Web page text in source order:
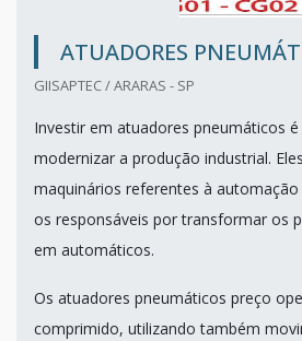
ATUADORES
GIISAPTEC / ARARAS - SP
Investir em atuadores pneumáticos
modernizar a produção industrial.
maquinários referentes à
os responsáveis por transformar os
em automáticos.
Os atuadores pneumáticos preço
comprimido, utilizando também